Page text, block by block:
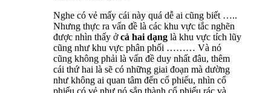
Nghe có vẻ mấy cái này quá dễ ai cũng biết …..
Nhưng thực ra vấn đề là các khu vực tắc nghẽn
được nhìn thấy ởcả hai dạng là khu vực tích lũy
cũng như khu vực phân phối ……… Và nó
cũng không phải là vấn đề duy nhất đâu, thêm
cái thứ hai là sẽ có những giai đoạn mà dường
như không ai quan tâm đến cổ phiếu, nhìn cổ